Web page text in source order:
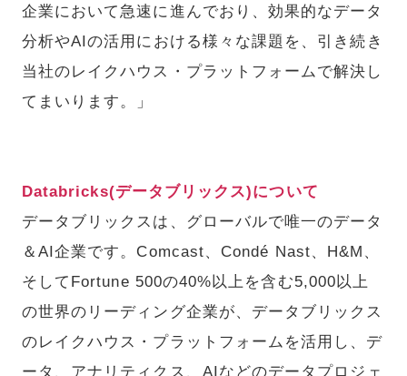
企業において急速に進んでおり、効果的なデータ
分析やAIの活用における様々な課題を、引き続き
当社のレイクハウス・プラットフォームで解決し
てまいります。」
Databricks(データブリックス)について
データブリックスは、グローバルで唯一のデータ
＆AI企業です。Comcast、Condé Nast、H&M、
そしてFortune 500の40%以上を含む5,000以上
の世界のリーディング企業が、データブリックス
のレイクハウス・プラットフォームを活用し、デ
ータ、アナリティクス、AIなどのデータプロジェ